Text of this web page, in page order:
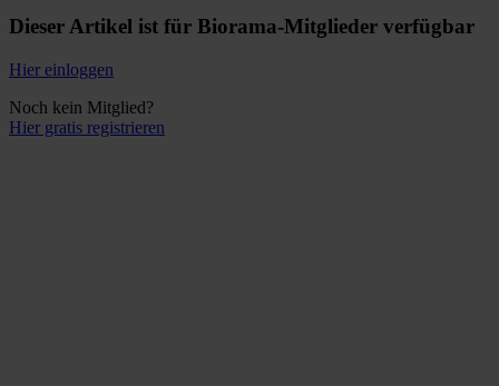
Dieser Artikel ist für Biorama-Mitglieder verfügbar
Hier einloggen
Noch kein Mitglied?
Hier gratis registrieren